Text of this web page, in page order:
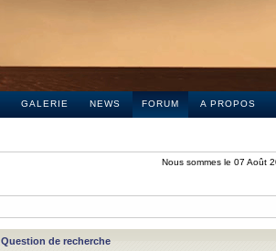
GALERIE NEWS FORUM A PROPOS
Nous sommes le 07 Août
Question de recherche